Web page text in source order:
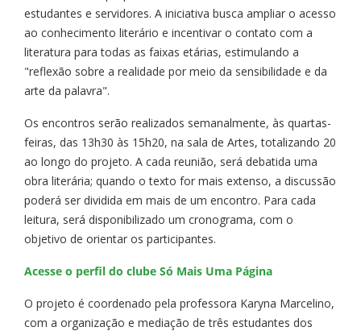
estudantes e servidores. A iniciativa busca ampliar o acesso
ao conhecimento literário e incentivar o contato com a
literatura para todas as faixas etárias, estimulando a
"reflexão sobre a realidade por meio da sensibilidade e da
arte da palavra".
Os encontros serão realizados semanalmente, às quartas-
feiras, das 13h30 às 15h20, na sala de Artes, totalizando 20
ao longo do projeto. A cada reunião, será debatida uma
obra literária; quando o texto for mais extenso, a discussão
poderá ser dividida em mais de um encontro. Para cada
leitura, será disponibilizado um cronograma, com o
objetivo de orientar os participantes.
Acesse o perfil do clube Só Mais Uma Página
O projeto é coordenado pela professora Karyna Marcelino,
com a organização e mediação de três estudantes dos